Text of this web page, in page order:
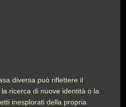
diversa può riflettere il
ricerca di nuove identità o la
inesplorati della propria